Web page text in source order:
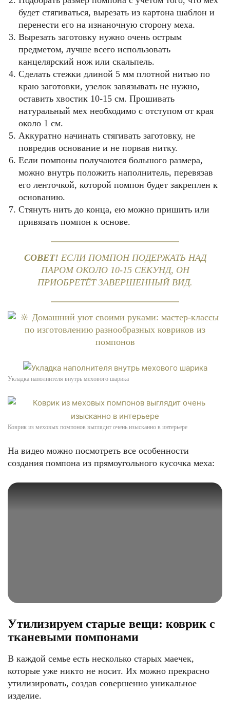
будет стягиваться, вырезать из картона шаблон и
перенести его на изнаночную сторону меха.
Вырезать заготовку нужно очень острым
предметом, лучше всего использовать
канцелярский нож или скальпель.
Сделать стежки длиной 5 мм плотной нитью по
краю заготовки, узелок завязывать не нужно,
оставить хвостик 10-15 см. Прошивать
натуральный мех необходимо с отступом от края
около 1 см.
Аккуратно начинать стягивать заготовку, не
повредив основание и не порвав нитку.
Если помпоны получаются большого размера,
можно внутрь положить наполнитель, перевязав
его ленточкой, которой помпон будет закреплен к
основанию.
Стянуть нить до конца, ею можно пришить или
привязать помпон к основе.
СОВЕТ! ЕСЛИ ПОМПОН ПОДЕРЖАТЬ НАД
ПАРОМ ОКОЛО 10-15 СЕКУНД, ОН
ПРИОБРЕТЁТ ЗАВЕРШЕННЫЙ ВИД.
Укладка наполнителя внутрь мехового шарика
Коврик из меховых помпонов выглядит очень изысканно в интерьере
На видео можно посмотреть все особенности
создания помпона из прямоугольного кусочка меха:
Утилизируем старые вещи: коврик c
тканевыми помпонами
В каждой семье есть несколько старых маечек,
которые уже никто не носит. Их можно прекрасно
утилизировать, создав совершенно уникальное
изделие.